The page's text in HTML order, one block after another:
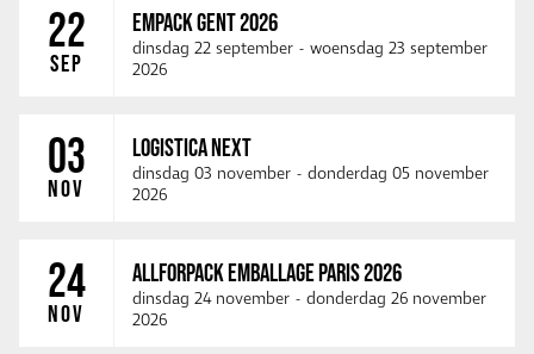
22
SEP
EMPACK GENT 2026
dinsdag 22 september - woensdag 23 september
2026
03
NOV
LOGISTICA NEXT
dinsdag 03 november - donderdag 05 november
2026
24
NOV
ALLFORPACK EMBALLAGE PARIS 2026
dinsdag 24 november - donderdag 26 november
2026